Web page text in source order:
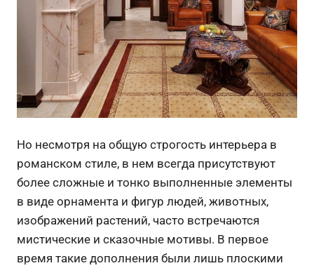
Но несмотря на общую строгость интерьера в
романском стиле, в нем всегда присутствуют
более сложные и тонко выполненные элементы
в виде орнамента и фигур людей, животных,
изображений растений, часто встречаются
мистические и сказочные мотивы. В первое
время такие дополнения были лишь плоскими